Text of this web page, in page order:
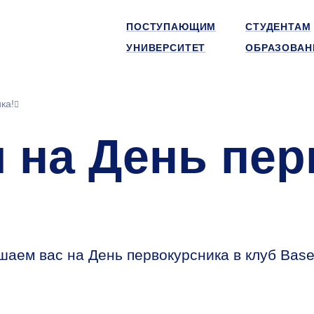
ПОСТУПАЮЩИМ
СТУДЕНТАМ
УНИВЕРСИТЕТ
День
вас на День первокурсника в клуб Base